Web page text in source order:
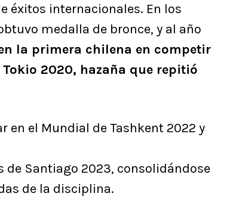
éxitos internacionales. En los
medalla de bronce, y al año
la primera chilena en competir
2020, hazaña que repitió
en el Mundial de Tashkent 2022 y
de Santiago 2023, consolidándose
de la disciplina.